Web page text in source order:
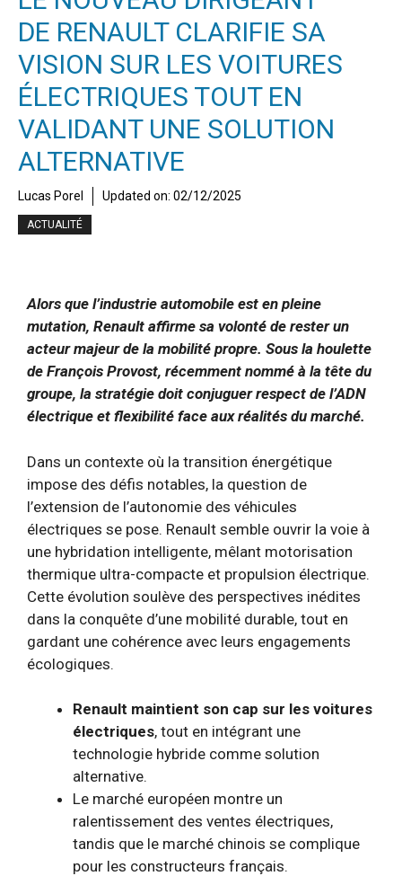
DE RENAULT CLARIFIE SA
VISION SUR LES VOITURES
ÉLECTRIQUES TOUT EN
VALIDANT UNE SOLUTION
ALTERNATIVE
Lucas Porel Updated on: 02/12/2025
ACTUALITÉ
Alors que l’industrie automobile est en pleine
mutation, Renault affirme sa volonté de rester un
acteur majeur de la mobilité propre. Sous la houlette
de François Provost, récemment nommé à la tête du
groupe, la stratégie doit conjuguer respect de l’ADN
électrique et flexibilité face aux réalités du marché.
Dans un contexte où la transition énergétique
impose des défis notables, la question de
l’extension de l’autonomie des véhicules
électriques se pose. Renault semble ouvrir la voie à
une hybridation intelligente, mêlant motorisation
thermique ultra-compacte et propulsion électrique.
Cette évolution soulève des perspectives inédites
dans la conquête d’une mobilité durable, tout en
gardant une cohérence avec leurs engagements
écologiques.
Renault maintient son cap sur les voitures
électriques, tout en intégrant une
technologie hybride comme solution
alternative.
Le marché européen montre un
ralentissement des ventes électriques,
tandis que le marché chinois se complique
pour les constructeurs français.